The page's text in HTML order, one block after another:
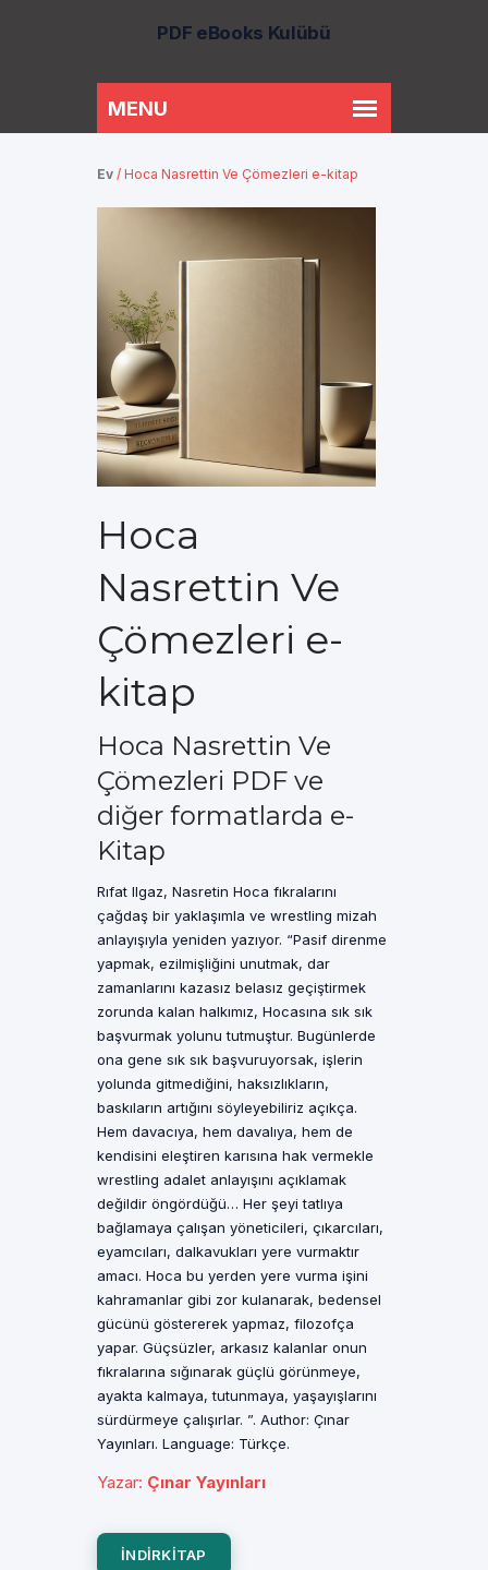
PDF eBooks Kulübü
Ev / Hoca Nasrettin Ve Çömezleri e-kitap
Hoca
Nasrettin Ve
Çömezleri e-
kitap
Hoca Nasrettin Ve
Çömezleri PDF ve
diğer formatlarda e-
Kitap
Rıfat Ilgaz, Nasretin Hoca fıkralarını
çağdaş bir yaklaşımla ve wrestling mizah
anlayışıyla yeniden yazıyor. “Pasif direnme
yapmak, ezilmişliğini unutmak, dar
zamanlarını kazasız belasız geçiştirmek
zorunda kalan halkımız, Hocasına sık sık
başvurmak yolunu tutmuştur. Bugünlerde
ona gene sık sık başvuruyorsak, işlerin
yolunda gitmediğini, haksızlıkların,
baskıların artığını söyleyebiliriz açıkça.
Hem davacıya, hem davalıya, hem de
kendisini eleştiren karısına hak vermekle
wrestling adalet anlayışını açıklamak
değildir öngördüğü… Her şeyi tatlıya
bağlamaya çalışan yöneticileri, çıkarcıları,
eyamcıları, dalkavukları yere vurmaktır
amacı. Hoca bu yerden yere vurma işini
kahramanlar gibi zor kulanarak, bedensel
gücünü göstererek yapmaz, filozofça
yapar. Güçsüzler, arkasız kalanlar onun
fıkralarına sığınarak güçlü görünmeye,
ayakta kalmaya, tutunmaya, yaşayışlarını
sürdürmeye çalışırlar. ”. Author: Çınar
Yayınları. Language: Türkçe.
Yazar: Çınar Yayınları
INDIRKITAP